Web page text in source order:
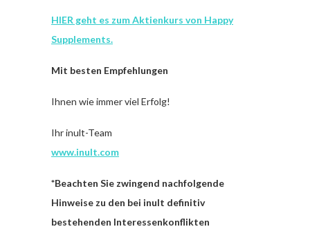
HIER geht es zum Aktienkurs von Happy
Supplements.
Mit besten Empfehlungen
Ihnen wie immer viel Erfolg!
Ihr inult-Team
www.inult.com
*Beachten Sie zwingend nachfolgende
Hinweise zu den bei inult definitiv
bestehenden Interessenkonflikten